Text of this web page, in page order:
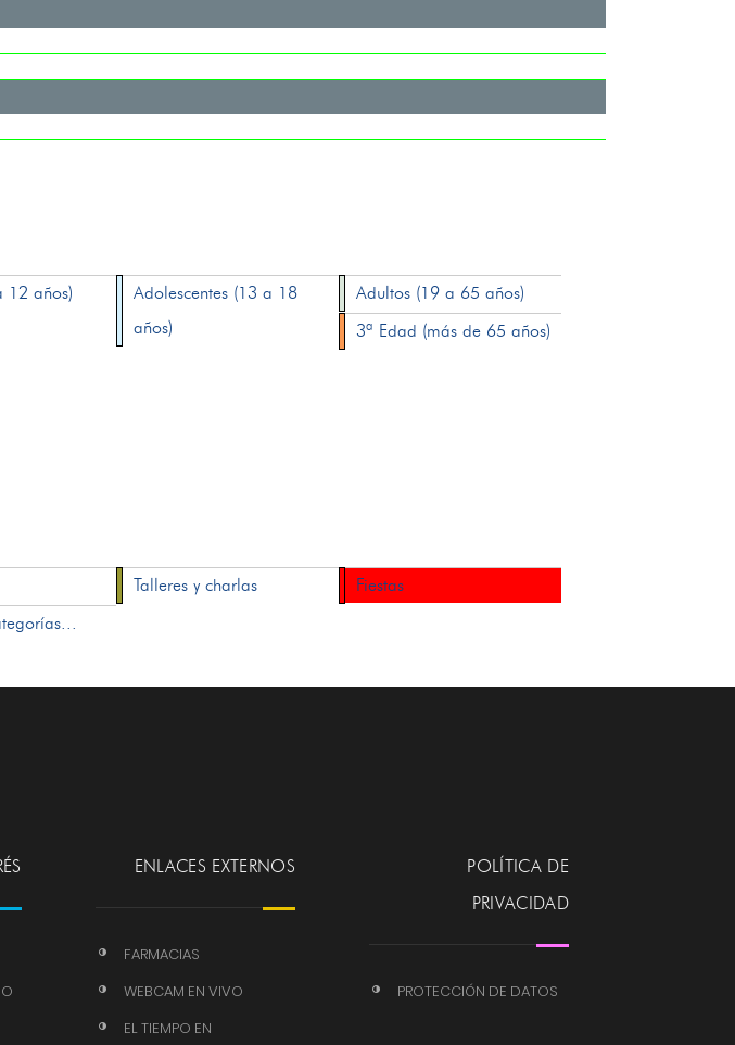
12 años)
Adolescentes (13 a 18
años)
Adultos (19 a 65 años)
3ª Edad (más de 65 años)
Talleres y charlas
Fiestas
ENLACES EXTERNOS
FARMACIAS
WEBCAM EN VIVO
EL TIEMPO EN
POLÍTICA DE
PRIVACIDAD
PROTECCIÓN DE DATOS